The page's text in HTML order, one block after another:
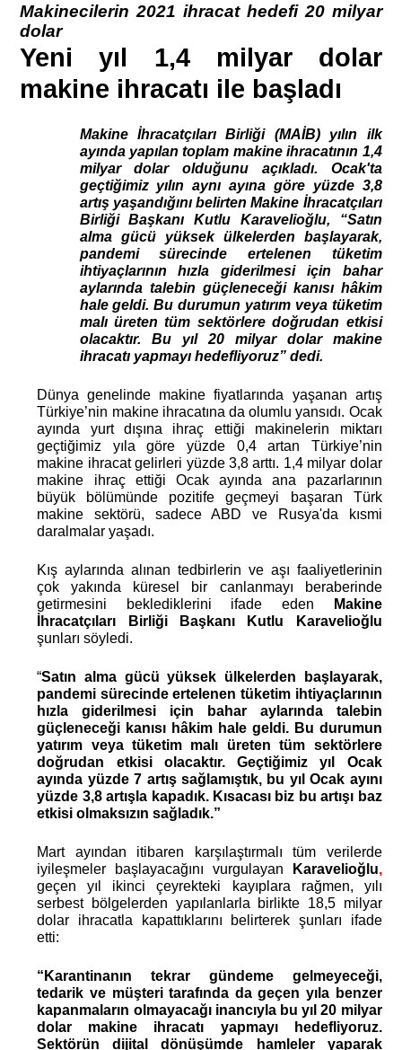
Makinecilerin 2021 ihracat hedefi 20 milyar
dolar
Yeni yıl 1,4 milyar dolar
makine ihracatı ile başladı
Makine İhracatçıları Birliği (MAİB) yılın ilk
ayında yapılan toplam makine ihracatının 1,4
milyar dolar olduğunu açıkladı. Ocak'ta
geçtiğimiz yılın aynı ayına göre yüzde 3,8
artış yaşandığını belirten Makine İhracatçıları
Birliği Başkanı Kutlu Karavelioğlu, “Satın
alma gücü yüksek ülkelerden başlayarak,
pandemi sürecinde ertelenen tüketim
ihtiyaçlarının hızla giderilmesi için bahar
aylarında talebin güçleneceği kanısı hâkim
hale geldi. Bu durumun yatırım veya tüketim
malı üreten tüm sektörlere doğrudan etkisi
olacaktır. Bu yıl 20 milyar dolar makine
ihracatı yapmayı hedefliyoruz” dedi.
Dünya genelinde makine fiyatlarında yaşanan artış
Türkiye’nin makine ihracatına da olumlu yansıdı. Ocak
ayında yurt dışına ihraç ettiği makinelerin miktarı
geçtiğimiz yıla göre yüzde 0,4 artan Türkiye’nin
makine ihracat gelirleri yüzde 3,8 arttı. 1,4 milyar dolar
makine ihraç ettiği Ocak ayında ana pazarlarının
büyük bölümünde pozitife geçmeyi başaran Türk
makine sektörü, sadece ABD ve Rusya'da kısmi
daralmalar yaşadı.
Kış aylarında alınan tedbirlerin ve aşı faaliyetlerinin
çok yakında küresel bir canlanmayı beraberinde
getirmesini beklediklerini ifade eden
Makine
şunları söyledi.
“Satın alma gücü yüksek ülkelerden başlayarak,
pandemi sürecinde ertelenen tüketim ihtiyaçlarının
hızla giderilmesi için bahar aylarında talebin
güçleneceği kanısı hâkim hale geldi. Bu durumun
yatırım veya tüketim malı üreten tüm sektörlere
doğrudan etkisi olacaktır. Geçtiğimiz yıl Ocak
ayında yüzde 7 artış sağlamıştık, bu yıl Ocak ayını
yüzde 3,8 artışla kapadık. Kısacası biz bu artışı baz
etkisi olmaksızın sağladık.”
Mart ayından itibaren karşılaştırmalı tüm verilerde
iyileşmeler başlayacağını vurgulayan
Karavelioğlu ,
geçen yıl ikinci çeyrekteki kayıplara rağmen, yılı
serbest bölgelerden yapılanlarla birlikte 18,5 milyar
dolar ihracatla kapattıklarını belirterek şunları ifade
etti:
“Karantinanın tekrar gündeme gelmeyeceği,
tedarik ve müşteri tarafında da geçen yıla benzer
kapanmaların olmayacağı inancıyla bu yıl 20 milyar
dolar makine ihracatı yapmayı hedefliyoruz.
Sektörün dijital dönüşümde hamleler yaparak